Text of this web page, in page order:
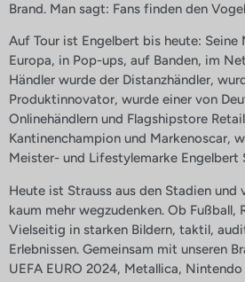
Brand. Man sagt: Fans finden den
Auf Tour ist Engelbert bis heute: Seine
Europa, in Pop-ups, auf Banden, im
Händler wurde der Distanzhändler,
Produktinnovator, wurde einer von
Onlinehändlern und Flagshipstore
Kantinenchampion und Markenoscar,
Meister- und Lifestylemarke Engelbert
Heute ist Strauss aus den Stadien und
kaum mehr wegzudenken. Ob Fußball,
Vielseitig in starken Bildern, taktil,
Erlebnissen. Gemeinsam mit unseren
UEFA EURO 2024, Metallica,